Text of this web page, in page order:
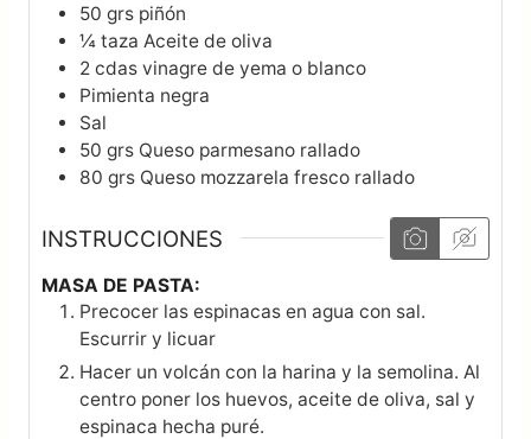
50 grs piñón
¼ taza Aceite de oliva
2 cdas vinagre de yema o blanco
Pimienta negra
Sal
50 grs Queso parmesano rallado
80 grs Queso mozzarela fresco rallado
INSTRUCCIONES
MASA DE PASTA:
Precocer las espinacas en agua con sal.
Escurrir y licuar
Hacer un volcán con la harina y la semolina. Al
centro poner los huevos, aceite de oliva, sal y
espinaca hecha puré.